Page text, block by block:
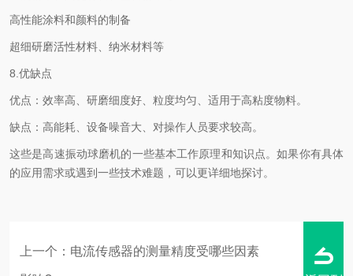
高性能涂料和颜料的制备
超细研磨活性材料、纳米材料等
8.优缺点
优点：效率高、研磨细度好、粒度均匀、适用于高粘度物料。
缺点：高能耗、设备噪音大、对操作人员要求较高。
这些是高速振动球磨机的一些基本工作原理和知识点。如果你有具体
的应用需求或遇到一些技术难题，可以更详细地探讨。
上一个： 电流传感器的测量精度受哪些因素